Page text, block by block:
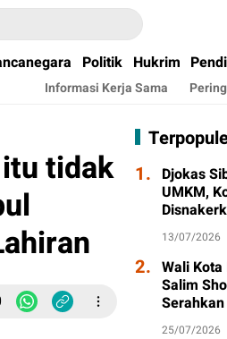
Politik Hukrim
Informasi Kerja Sama
tidak
1. Djokas
UMKM,
Warga
13/07/2026
2. Wali
Salim
Tahap I
25/07/2026